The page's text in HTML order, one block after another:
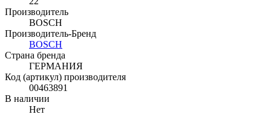
Производитель
BOSCH
Производитель-Бренд
BOSCH
Страна бренда
ГЕРМАНИЯ
Код (артикул) производителя
00463891
В наличии
Нет